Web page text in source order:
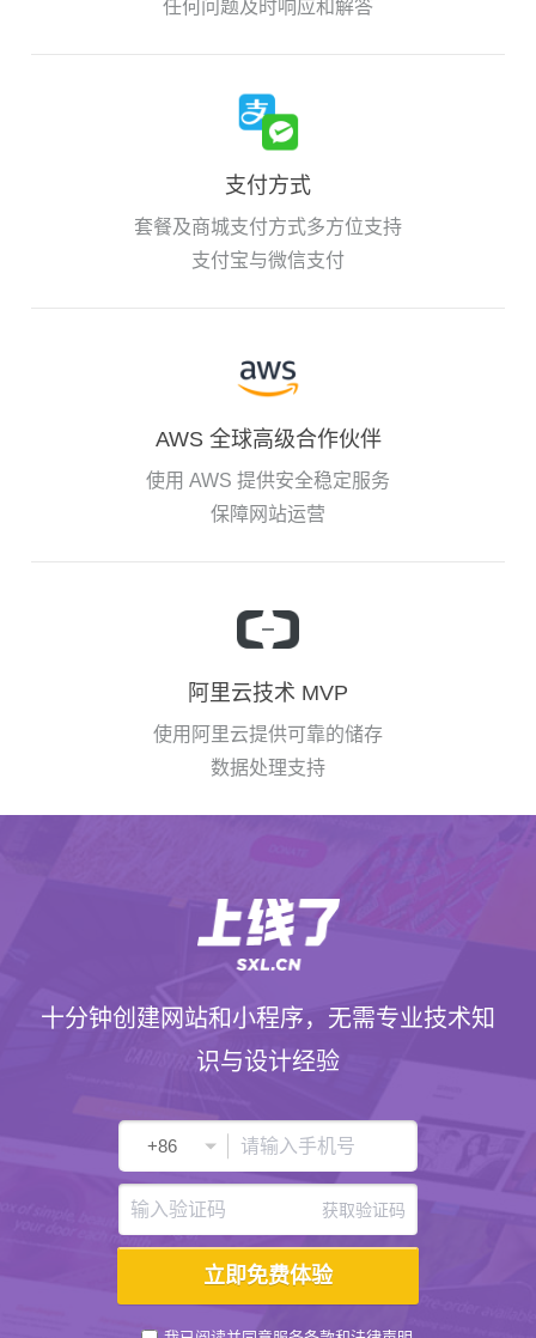
任何问题及时响应和解答
支付方式
套餐及商城支付方式多方位支持
支付宝与微信支付
AWS 全球高级合作伙伴
使用 AWS 提供安全稳定服务
保障网站运营
阿里云技术 MVP
使用阿里云提供可靠的储存
数据处理支持
十分钟创建网站和小程序，无需专业技术知
识与设计经验
获取验证码